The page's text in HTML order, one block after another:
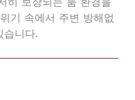
기 속에서 주변 방해없
습니다.